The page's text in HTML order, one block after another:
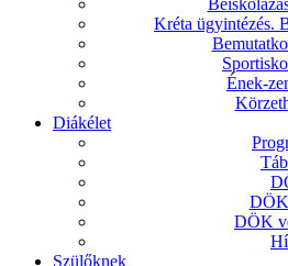
Kréta ügyintézés.
Ének-
Diákélet
DÖK
Szülőknek